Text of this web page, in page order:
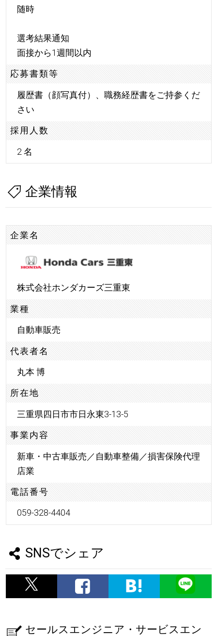
随時
選考結果通知
面接から1週間以内
応募書類等
履歴書（顔写真付）、職務経歴書をご持参くだ
さい
採用人数
2 名
企業情報
企業名
株式会社ホンダカーズ三重東
業種
自動車販売
代表者名
丸本 博
所在地
三重県四日市市日永東3-13-5
事業内容
新車・中古車販売／自動車整備／損害保険代理
店業
電話番号
059-328-4404
SNSでシェア
セールスエンジニア・サービスエン